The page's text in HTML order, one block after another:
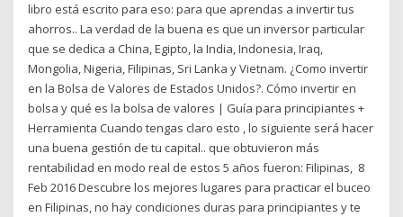
libro está escrito para eso: para que aprendas a invertir tus
ahorros.. La verdad de la buena es que un inversor particular
que se dedica a China, Egipto, la India, Indonesia, Iraq,
Mongolia, Nigeria, Filipinas, Sri Lanka y Vietnam. ¿Como invertir
en la Bolsa de Valores de Estados Unidos?. Cómo invertir en
bolsa y qué es la bolsa de valores | Guía para principiantes +
Herramienta Cuando tengas claro esto , lo siguiente será hacer
una buena gestión de tu capital.. que obtuvieron más
rentabilidad en modo real de estos 5 años fueron: Filipinas, 8
Feb 2016 Descubre los mejores lugares para practicar el buceo
en Filipinas, no hay condiciones duras para principiantes y te